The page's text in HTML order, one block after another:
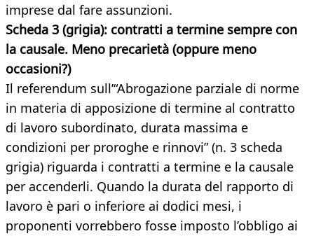
imprese dal fare assunzioni.
Scheda 3 (grigia): contratti a termine sempre con
la causale. Meno precarietà (oppure meno
occasioni?)
Il referendum sull’“Abrogazione parziale di norme
in materia di apposizione di termine al contratto
di lavoro subordinato, durata massima e
condizioni per proroghe e rinnovi” (n. 3 scheda
grigia) riguarda i contratti a termine e la causale
per accenderli. Quando la durata del rapporto di
lavoro è pari o inferiore ai dodici mesi, i
proponenti vorrebbero fosse imposto l’obbligo ai